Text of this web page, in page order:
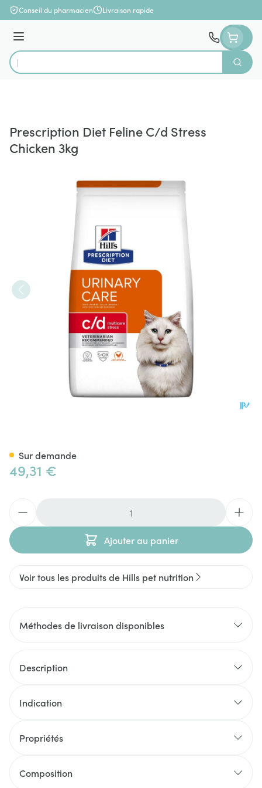
Aller au contenu
Conseil du pharmacien Livraison rapide
Menu
Rechercher
Prescription Diet Feline C/d Stress
Chicken 3kg
49,31 €
Ajouter au panier
Sur demande
Voir tous les produits de Hills pet nutrition
Méthodes de livraison disponibles
Description
Indication
Propriétés
Composition